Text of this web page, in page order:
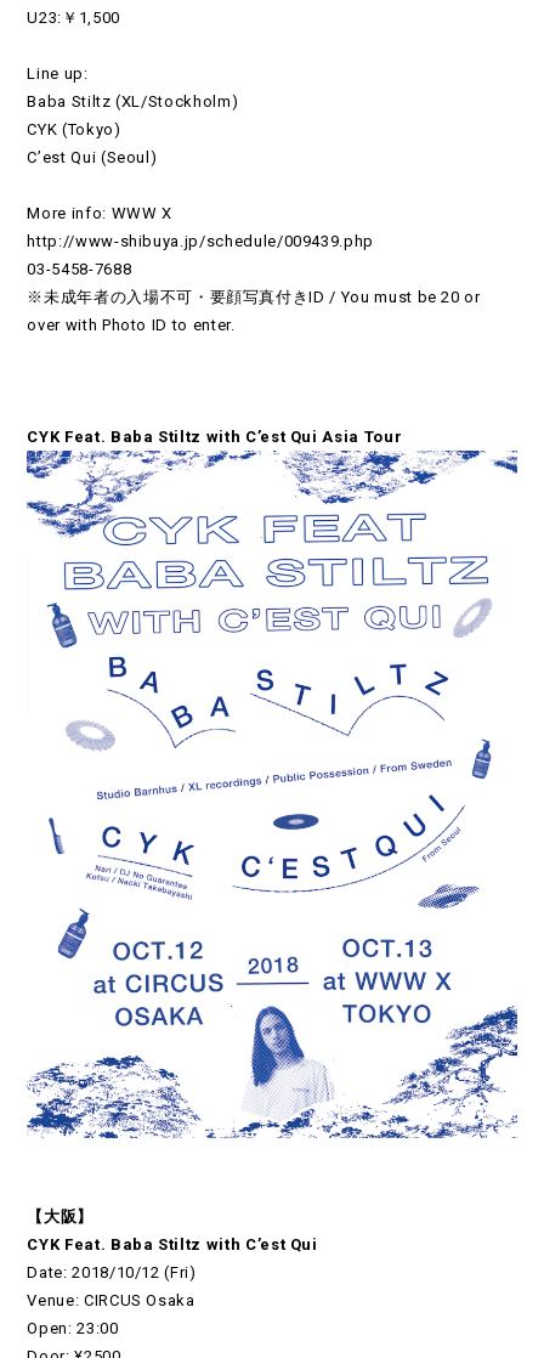
U23:￥1,500
Line up:
Baba Stiltz (XL/Stockholm)
CYK (Tokyo)
C’est Qui (Seoul)
More info: WWW X
http://www-shibuya.jp/schedule/009439.php
03-5458-7688
※未成年者の入場不可・要顔写真付きID / You must be 20 or
over with Photo ID to enter.
CYK Feat. Baba Stiltz with C’est Qui Asia Tour
【大阪】
CYK Feat. Baba Stiltz with C’est Qui
Date: 2018/10/12 (Fri)
Venue: CIRCUS Osaka
Open: 23:00